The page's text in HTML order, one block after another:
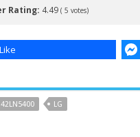
Rating: 4.49 ( 5 votes)
Like
42LN5400 LG